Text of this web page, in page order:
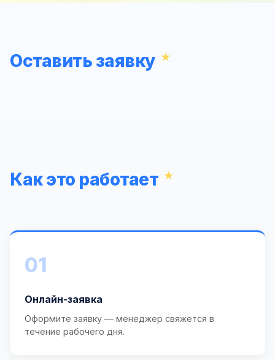
Оставить заявку
Как это работает
01
Онлайн-заявка
Оформите заявку — менеджер свяжется в
течение рабочего дня.